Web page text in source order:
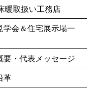
暖取扱い工務店
学会＆住宅展示場一
要・代表メッセージ
革